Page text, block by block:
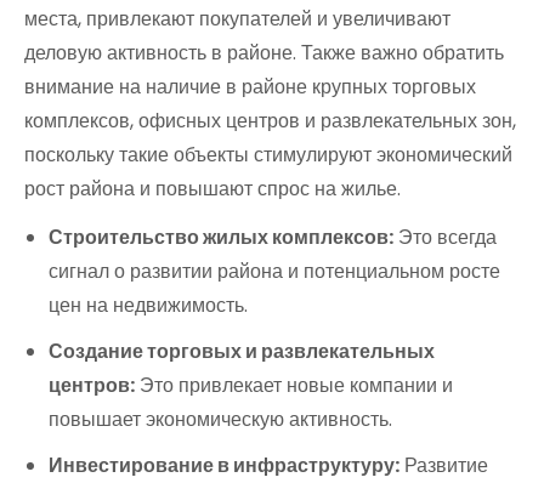
места, привлекают покупателей и увеличивают
деловую активность в районе. Также важно обратить
внимание на наличие в районе крупных торговых
комплексов, офисных центров и развлекательных зон,
поскольку такие объекты стимулируют экономический
рост района и повышают спрос на жилье.
Строительство жилых комплексов: Это всегда
сигнал о развитии района и потенциальном росте
цен на недвижимость.
Создание торговых и развлекательных
центров: Это привлекает новые компании и
повышает экономическую активность.
Инвестирование в инфраструктуру: Развитие